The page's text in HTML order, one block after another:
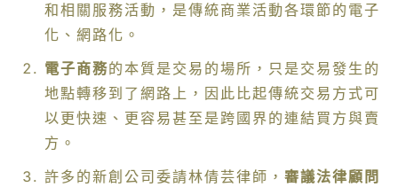
和相關服務活動，是傳統商業活動各環節的電子
化、網路化。
電子商務的本質是交易的場所，只是交易發生的
地點轉移到了網路上，因此比起傳統交易方式可
以更快速、更容易甚至是跨國界的連結買方與賣
方。
許多的新創公司委請林倩芸律師， 審議法律顧問